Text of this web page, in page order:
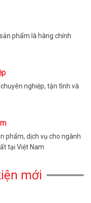
phẩm là hàng chính
nghiệp, tận tình và
phẩm, dịch vụ cho ngành
tại Việt Nam
mới